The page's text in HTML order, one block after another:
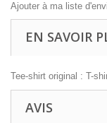
Ajouter à ma liste
EN SAVOIR
Tee-shirt original : T-
AVIS